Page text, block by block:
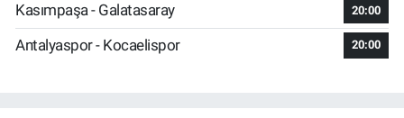
Kasımpaşa - Galatasaray 20:00
Antalyaspor - Kocaelispor 20:00